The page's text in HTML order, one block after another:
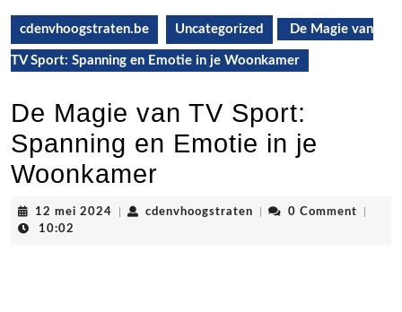
cdenvhoogstraten.be Uncategorized De Magie van
TV Sport: Spanning en Emotie in je Woonkamer
De Magie van TV Sport:
Spanning en Emotie in je
Woonkamer
12 mei 2024 12
cdenvhoogstraten cdenvhoogstraten
0 Comment
10:02